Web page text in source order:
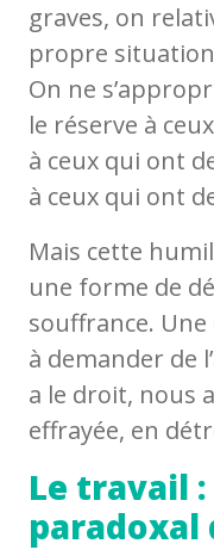
graves, on
propre
On ne
le réserve à
à ceux qui ont
à ceux qui ont
Mais cette
une forme de
souffrance.
à demander de
a le droit, nous
effrayée, en
Le travail
paradoxal